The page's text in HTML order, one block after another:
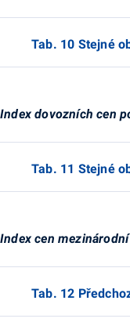
Tab. 10 Stejné
Index dovozních cen
Tab. 11 Stejné
Index cen
Tab. 12